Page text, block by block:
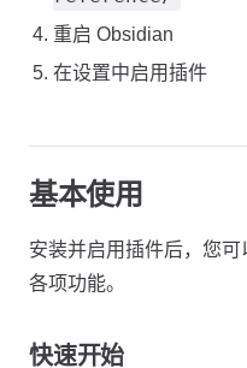
重启 Obsidian
在设置中启用插件
基本使用
安装并启用插件后，您
各项功能。
快速开始